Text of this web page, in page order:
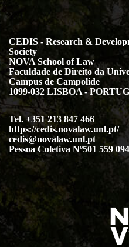
CEDIS - Research &
Society
NOVA School of Law
Faculdade de Direito da
Campus de Campolide
1099-032 LISBOA -
Tel. +351 213 847 466
https://cedis.novalaw.unl.pt/
cedis@novalaw.unl.pt
Pessoa Coletiva Nº501 559 094